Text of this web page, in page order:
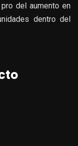
del aumento en
dentro del